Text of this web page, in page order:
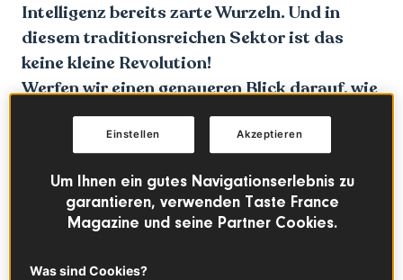
Intelligenz bereits zarte Wurzeln. Und in
diesem traditionsreichen Sektor ist das
keine kleine Revolution!
Werfen wir einen genaueren Blick darauf, wie
KI den französischen Weinbauern echte,
greifbare Vorteile bringt.
Um Ihnen ein gutes Navigationserlebnis zu
garantieren, verwenden Taste France
Magazine und seine Partner Cookies.
Was sind Cookies?
Akzeptieren
Einstellen